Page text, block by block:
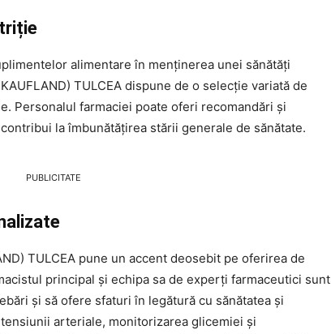
alimentare în menținerea unei sănătăți
TULCEA dispune de o selecție variată de
Personalul farmaciei poate oferi recomandări și
la îmbunătățirea stării generale de sănătate.
PUBLICITATE
TULCEA pune un accent deosebit pe oferirea de
principal și echipa sa de experți farmaceutici sunt
și să ofere sfaturi în legătură cu sănătatea și
arteriale, monitorizarea glicemiei și